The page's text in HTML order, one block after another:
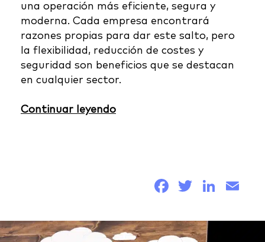
una operación más eficiente, segura y
moderna. Cada empresa encontrará
razones propias para dar este salto, pero
la flexibilidad, reducción de costes y
seguridad son beneficios que se destacan
en cualquier sector.
Facebook
Twitter
Continuar leyendo